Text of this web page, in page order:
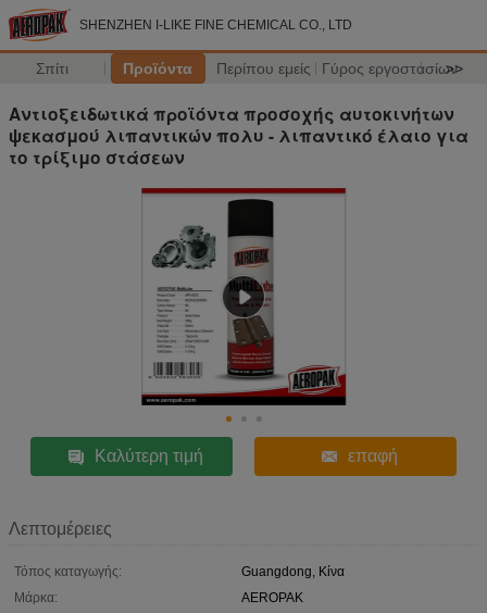
SHENZHEN I-LIKE FINE CHEMICAL CO., LTD
Σπίτι Προϊόντα Περίπου εμείς Γύρος εργοστασίων
>>
Αντιοξειδωτικά προϊόντα προσοχής αυτοκινήτων
ψεκασμού λιπαντικών πολυ - λιπαντικό έλαιο για
το τρίξιμο στάσεων
Καλύτερη τιμή επαφή
Λεπτομέρειες
Τόπος καταγωγής:
Guangdong, Κίνα
Μάρκα:
AEROPAK